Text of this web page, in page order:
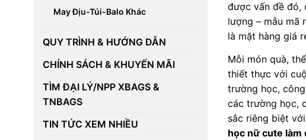
May Địu-Túi-Balo Khác
QUY TRÌNH & HƯỚNG DẪN
CHÍNH SÁCH & KHUYẾN MÃI
TÌM ĐẠI LÝ/NPP XBAGS &
TNBAGS
TIN TỨC XEM NHIỀU
được vấn đề đó,
lượng – mẫu mã
là mặt hàng giá
Mỗi món quà,
thiết thực với
trường học,
các trường học,
sắc riêng biệt
học nữ cute làm